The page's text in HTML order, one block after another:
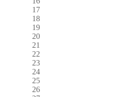
17
18
19
20
21
22
23
24
25
26